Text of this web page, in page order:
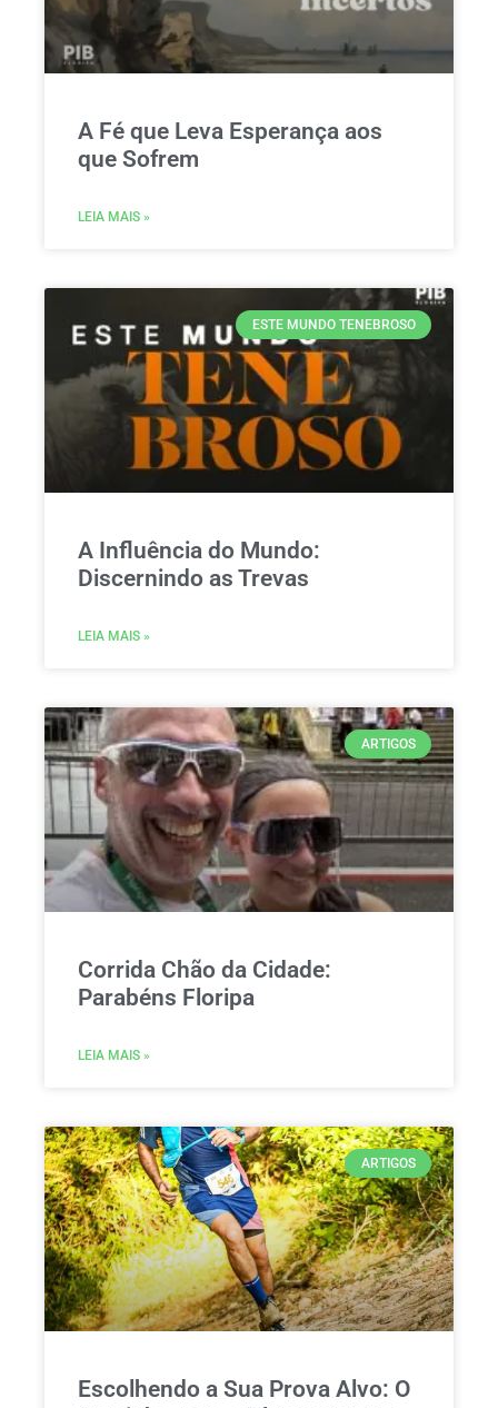
A Fé que Leva Esperança aos
que Sofrem
LEIA MAIS »
ESTE MUNDO TENEBROSO
A Influência do Mundo:
Discernindo as Trevas
LEIA MAIS »
ARTIGOS
Corrida Chão da Cidade:
Parabéns Floripa
LEIA MAIS »
ARTIGOS
Escolhendo a Sua Prova Alvo: O